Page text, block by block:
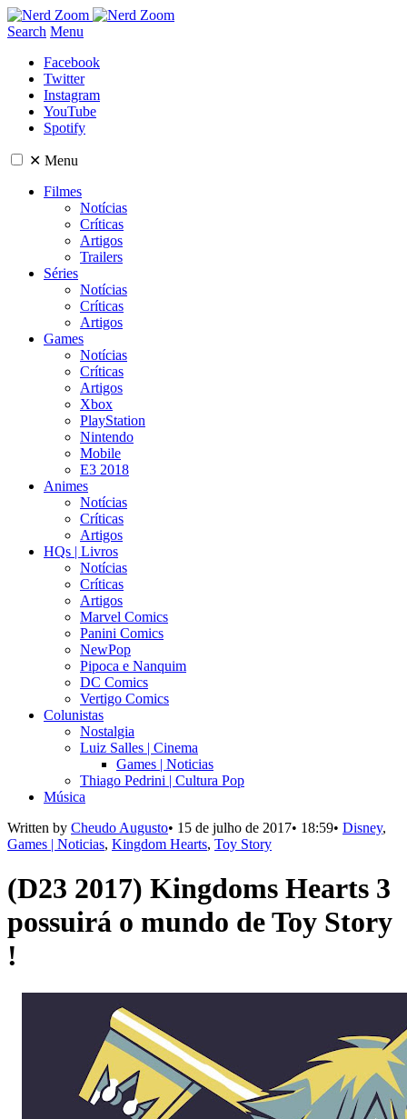
Search Menu
Facebook
Twitter
Instagram
YouTube
Spotify
✕ Menu
Filmes
Notícias
Críticas
Artigos
Trailers
Séries
Notícias
Críticas
Artigos
Games
Notícias
Críticas
Artigos
Xbox
PlayStation
Nintendo
Mobile
E3 2018
Animes
Notícias
Críticas
Artigos
HQs | Livros
Notícias
Críticas
Artigos
Marvel Comics
Panini Comics
NewPop
Pipoca e Nanquim
DC Comics
Vertigo Comics
Colunistas
Nostalgia
Luiz Salles | Cinema
Games | Noticias
Thiago Pedrini | Cultura Pop
Música
Written by Cheudo Augusto• 15 de julho de 2017• 18:59• Disney,
Games | Noticias, Kingdom Hearts, Toy Story
(D23 2017) Kingdoms Hearts 3
possuirá o mundo de Toy Story
!